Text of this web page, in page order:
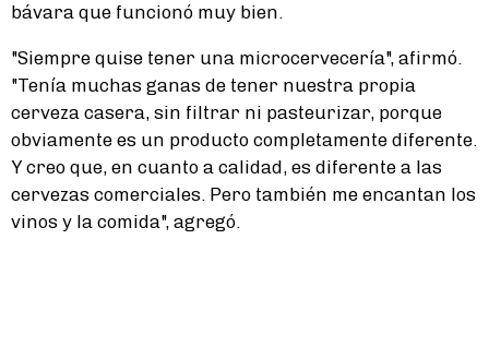
bávara que funcionó muy bien.
"Siempre quise tener una microcervecería", afirmó.
"Tenía muchas ganas de tener nuestra propia
cerveza casera, sin filtrar ni pasteurizar, porque
obviamente es un producto completamente diferente.
Y creo que, en cuanto a calidad, es diferente a las
cervezas comerciales. Pero también me encantan los
vinos y la comida", agregó.